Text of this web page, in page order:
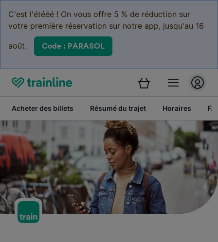
C'est l'étééé ! On vous offre 5 % de réduction sur
votre première réservation sur notre app, jusqu'au 16
août. Code : PARASOL
Acheter des billets Résumé du trajet Horaires